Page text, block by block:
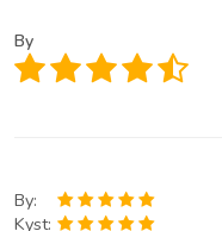
By
By:
Kyst: